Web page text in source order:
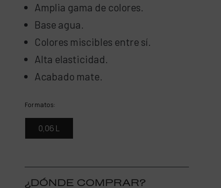
Amplia gama de colores.
Base agua.
Colores miscibles entre sí.
Alta elasticidad.
Acabado mate.
Formatos:
0,06 L
¿DÓNDE COMPRAR?